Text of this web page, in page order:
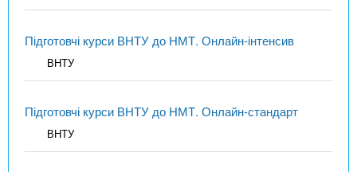
Підготовчі курси ВНТУ до НМТ. Онлайн-інтенсив
ВНТУ
Підготовчі курси ВНТУ до НМТ. Онлайн-стандарт
ВНТУ